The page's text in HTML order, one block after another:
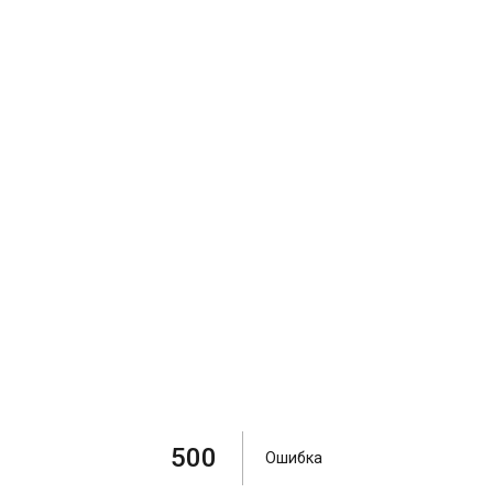
500 Ошибка